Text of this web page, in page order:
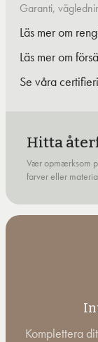
Garanti,
Läs mer om
Läs mer om
Se våra
Hitta
Vær opmærksom
farver eller
Komplettera